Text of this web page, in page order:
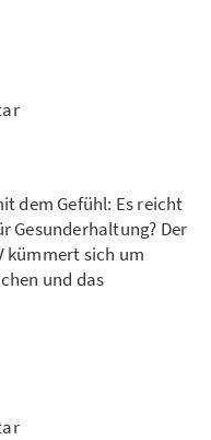
dem Gefühl: Es reicht
Gesunderhaltung? Der
kümmert sich um
und das